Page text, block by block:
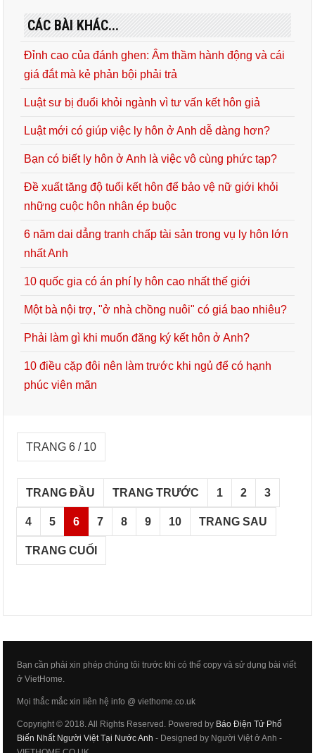
CÁC BÀI KHÁC...
Đỉnh cao của đánh ghen: Âm thầm hành động và cái
giá đắt mà kẻ phản bội phải trả
Luật sư bị đuổi khỏi ngành vì tư vấn kết hôn giả
Luật mới có giúp việc ly hôn ở Anh dễ dàng hơn?
Bạn có biết ly hôn ở Anh là việc vô cùng phức tạp?
Đề xuất tăng độ tuổi kết hôn để bảo vệ nữ giới khỏi
những cuộc hôn nhân ép buộc
6 năm dai dẳng tranh chấp tài sản trong vụ ly hôn lớn
nhất Anh
10 quốc gia có án phí ly hôn cao nhất thế giới
Một bà nội trợ, "ở nhà chồng nuôi" có giá bao nhiêu?
Phải làm gì khi muốn đăng ký kết hôn ở Anh?
10 điều cặp đôi nên làm trước khi ngủ để có hạnh
phúc viên mãn
TRANG 6 / 10
TRANG ĐẦU TRANG TRƯỚC 1 2 3
4 5 6 7 8 9 10 TRANG SAU
TRANG CUỐI
Bạn cần phải xin phép chúng tôi trước khi có thể copy và sử dụng bài viết
ở VietHome.
Mọi thắc mắc xin liên hệ info @ viethome.co.uk
Copyright © 2018. All Rights Reserved. Powered by Báo Điện Tử Phổ
Biến Nhất Người Việt Tại Nước Anh - Designed by Người Việt ở Anh -